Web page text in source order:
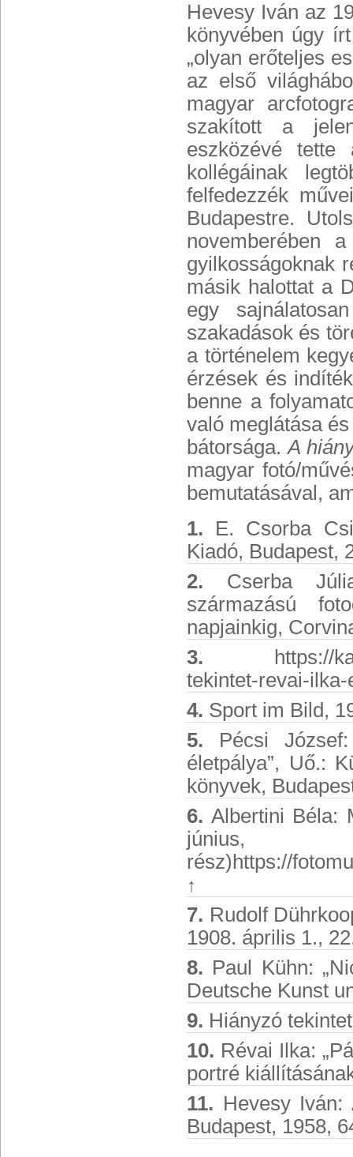
Hevesy Iván az
könyvében úgy
„olyan erőteljes
az első
magyar
szakított a
eszközévé
kollégáinak
felfedezzék
Budapestre.
novemberében
gyilkosságoknak
másik halottat a
egy
szakadások és
a történelem
érzések és
benne a
való meglátása
bátorsága.A
magyar fotó/
bemutatásával,
1. E. Csorba
Kiadó, Budapest,
2. Cserba
származású
napjainkig,
3. https://
tekintet-revai-
4. Sport im Bild,
5. Pécsi
életpálya”, Uő.:
könyvek,
6. Albertini Béla:
rész)https://
↑
7. Rudolf
1908. április 1.,
8. Paul Kühn:
Deutsche Kunst
9. Hiányzó
10. Révai Ilka:
portré
11. Hevesy Iván:
Budapest, 1958,